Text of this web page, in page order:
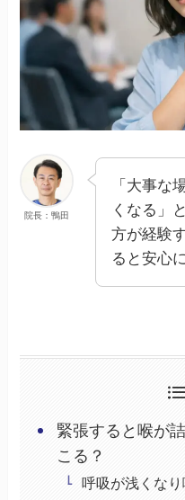
院長：鴨田
「大事な
くなる」
方が経験
ると安心
緊張すると喉が
こる？
呼吸が浅くな